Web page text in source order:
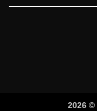
2026 ©